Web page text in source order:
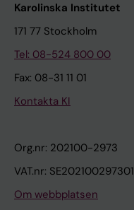
Karolinska Institutet
171 77 Stockholm
Tel: 08-524 800 00
Fax: 08-31 11 01
Kontakta KI
Org.nr: 202100-2973
VAT.nr: SE202100297301
Om webbplatsen